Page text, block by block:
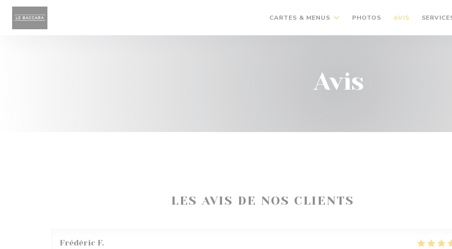
Personnalisation de vos choix en matière de cookies
CARTES & MENUS PHOTOS AVIS
Avis
LES AVIS DE NOS CLIENTS
Frédéric F